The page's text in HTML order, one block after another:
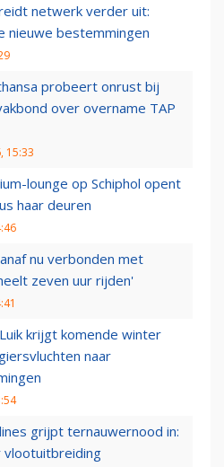
netwerk verder uit:
nieuwe bestemmingen
probeert onrust bij
over overname TAP
15:33
lounge op Schiphol opent
haar deuren
nu verbonden met
zeven uur rijden'
krijgt komende winter
naar
grijpt ternauwernood in: